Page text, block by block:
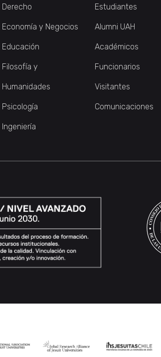
Derecho
Economía y Negocios
Educación
Filosofía y
Humanidades
Psicología
Ingeniería
Estudiantes
Alumni UAH
Académicos
Funcionarios
Visitantes
Comunicaciones